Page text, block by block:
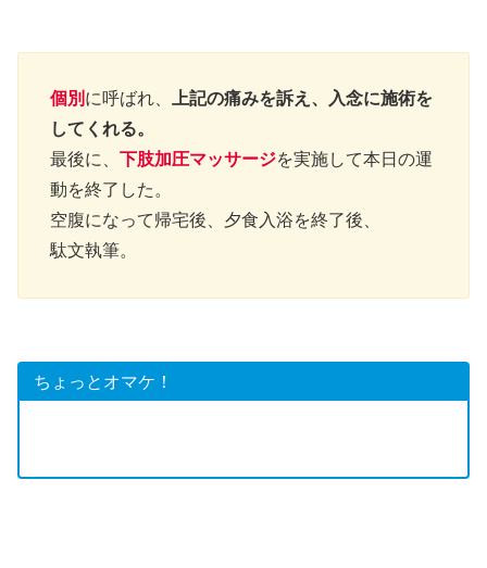
個別 に呼ばれ、
上記の痛みを訴え、入念に施術を
してくれる。
最後に、 下肢加圧マッサージを実施して本日の運
動を終了した。
空腹になって帰宅後、夕食入浴を終了後、
駄文執筆。
ちょっとオマケ！